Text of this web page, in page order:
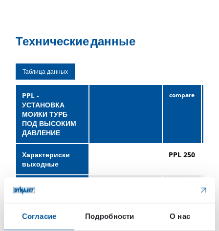
Согласие Подробности О нас
Технические данные
Таблица данных
PPL -
УСТАНОВКА
МОИКИ ТУРБ
ПОД ВЫСОКИМ
ДАВЛЕНИЕ
Характериски
выходные
PPL 250
Моечное
давление макс.
Поток макс. л/мин 30 (7.9)